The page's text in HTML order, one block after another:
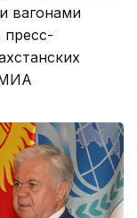
вагонами
пресс-
МИА